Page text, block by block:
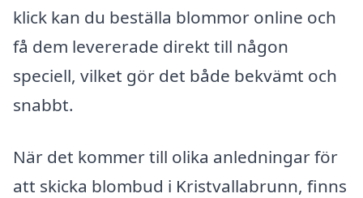
klick kan du beställa blommor online och
få dem levererade direkt till någon
speciell, vilket gör det både bekvämt och
snabbt.
När det kommer till olika anledningar för
att skicka blombud i Kristvallabrunn, finns